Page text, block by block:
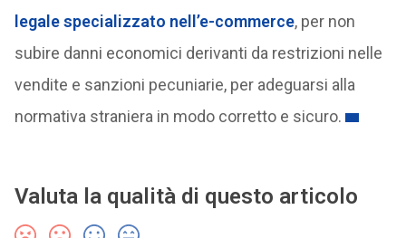
legale specializzato nell’e-commerce, per non
subire danni economici derivanti da restrizioni nelle
vendite e sanzioni pecuniarie, per adeguarsi alla
normativa straniera in modo corretto e sicuro.
Valuta la qualità di questo articolo